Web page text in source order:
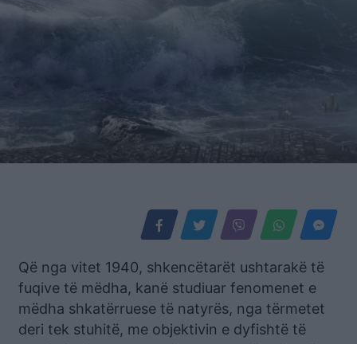
Që nga vitet 1940, shkencëtarët ushtarakë të
fuqive të mëdha, kanë studiuar fenomenet e
mëdha shkatërruese të natyrës, nga tërmetet
deri tek stuhitë, me objektivin e dyfishtë të